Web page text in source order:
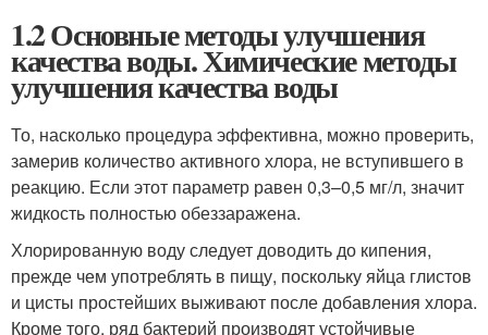
1.2 Основные методы улучшения
качества воды. Химические методы
улучшения качества воды
То, насколько процедура эффективна, можно проверить,
замерив количество активного хлора, не вступившего в
реакцию. Если этот параметр равен 0,3–0,5 мг/л, значит
жидкость полностью обеззаражена.
Хлорированную воду следует доводить до кипения,
прежде чем употреблять в пищу, поскольку яйца глистов
и цисты простейших выживают после добавления хлора.
Кроме того, ряд бактерий производят устойчивые